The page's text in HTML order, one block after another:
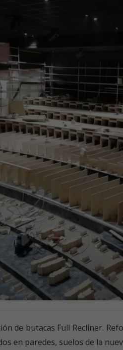
de butacas Full Recliner.
en paredes, suelos de la